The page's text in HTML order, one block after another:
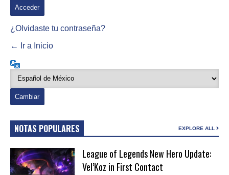
¿Olvidaste tu contraseña?
← Ir a Inicio
NOTAS POPULARES EXPLORE ALL
League of Legends New Hero Update:
Vel’Koz in First Contact